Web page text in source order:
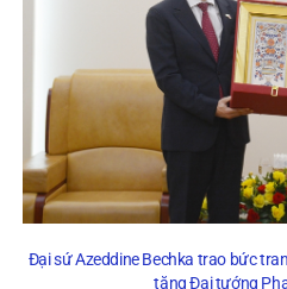
Đại sứ Azeddine Bechka trao bức
tặng Đại tướng